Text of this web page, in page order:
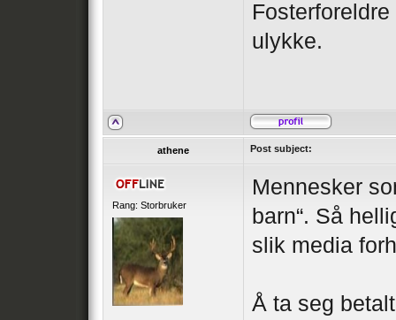
ulykke.
athene Post subject:
Rang: Storbruker
Mennesker
barn“. Så
slik media
Å ta seg